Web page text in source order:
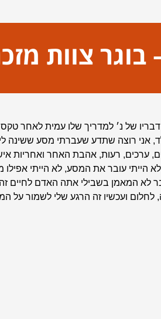
בוגר צוות
דבריו של נ׳ למדריך שלו עמית לאחר
ערכים, רעות, אהבת האחר ואחריות
הייתי עובר את המסע, לא הייתי
לא המאמן בשבילי אתה האדם לחיים
לחלום ועכשיו זה הרגע שלי לשמור על